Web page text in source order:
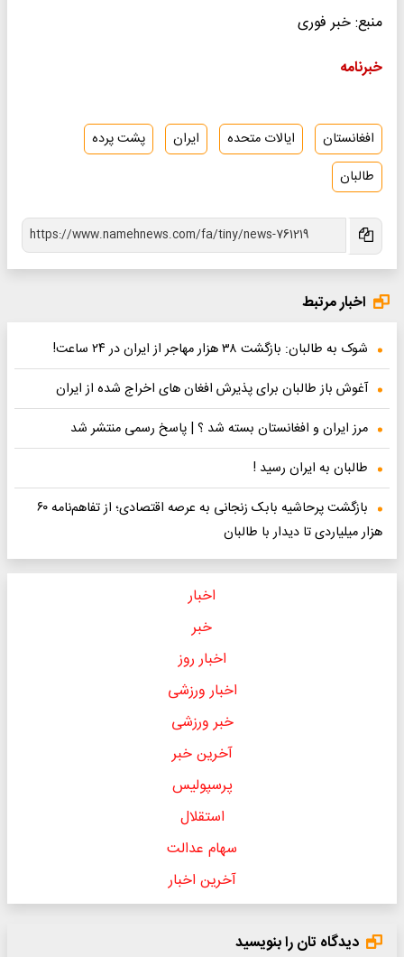
منبع: خبر فوری
خبرنامه
افغانستان ایالات متحده ایران
پشت پرده
طالبان
اخبار مرتبط
شوک به طالبان: بازگشت ۳۸ هزار مهاجر از ایران در ۲۴ ساعت!
آغوش باز طالبان برای پذیرش افغان های اخراج شده از ایران
مرز ایران و افغانستان بسته شد ؟ | پاسخ رسمی منتشر شد
طالبان به ایران رسید !
بازگشت پرحاشیه بابک زنجانی به عرصه اقتصادی؛ از تفاهم‌نامه ۶۰
هزار میلیاردی تا دیدار با طالبان
اخبار
خبر
اخبار روز
اخبار ورزشی
خبر ورزشی
آخرین خبر
پرسپولیس
استقلال
سهام عدالت
آخرین اخبار
دیدگاه تان را بنویسید